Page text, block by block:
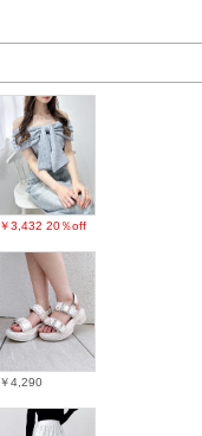
￥3,432 20％off
￥4,290